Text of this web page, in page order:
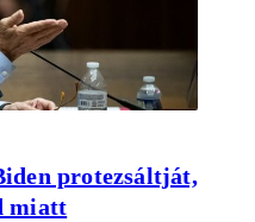
protezsáltját,
miatt